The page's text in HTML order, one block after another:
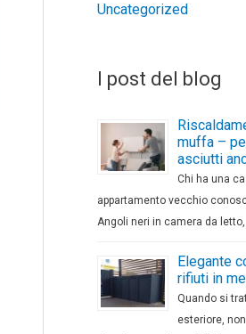
Uncategorized
I post del blog
muffa –
asciutti
Chi ha una
appartamento vecchio
Angoli neri in camera da letto,
Elegante
rifiuti in
Quando si
esteriore,